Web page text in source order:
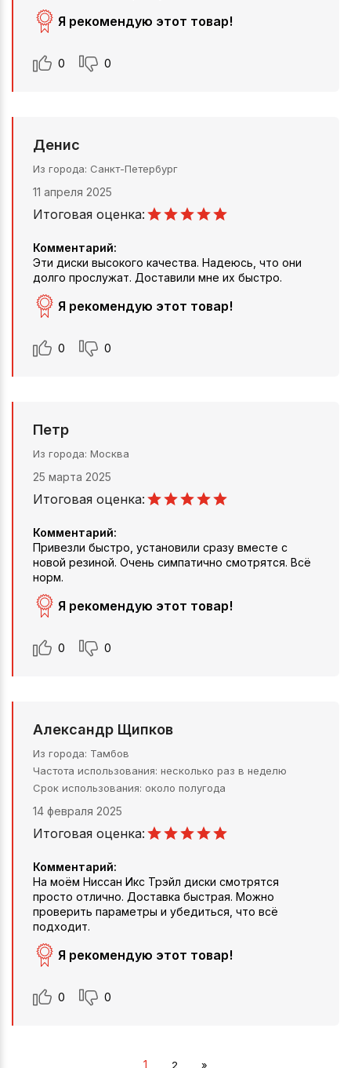
Я рекомендую этот товар!
0 0
Денис
Из города Санкт-Петербург
11 апреля 2025
Итоговая оценка:
Комментарий:
Эти диски высокого качества. Надеюсь, что они
долго прослужат. Доставили мне их быстро.
Я рекомендую этот товар!
0 0
Петр
Из города Москва
25 марта 2025
Итоговая оценка:
Комментарий:
Привезли быстро, установили сразу вместе с
новой резиной. Очень симпатично смотрятся. Всё
норм.
Я рекомендую этот товар!
0 0
Александр Щипков
Из города Тамбов
Частота использования несколько раз в неделю
Срок использования около полугода
14 февраля 2025
Итоговая оценка:
Комментарий:
На моём Ниссан Икс Трэйл диски смотрятся
просто отлично. Доставка быстрая. Можно
проверить параметры и убедиться, что всё
подходит.
Я рекомендую этот товар!
0 0
1 2 »